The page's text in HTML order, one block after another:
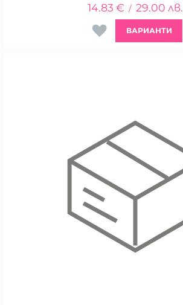
14.83 € / 29.00 лв.
ВАРИАНТИ